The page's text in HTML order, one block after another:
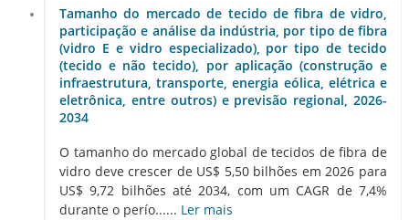
Tamanho do mercado de tecido de fibra de vidro,
participação e análise da indústria, por tipo de fibra
(vidro E e vidro especializado), por tipo de tecido
(tecido e não tecido), por aplicação (construção e
infraestrutura, transporte, energia eólica, elétrica e
eletrônica, entre outros) e previsão regional, 2026-
2034
O tamanho do mercado global de tecidos de fibra de
vidro deve crescer de US$ 5,50 bilhões em 2026 para
US$ 9,72 bilhões até 2034, com um CAGR de 7,4%
durante o perío...... Ler mais